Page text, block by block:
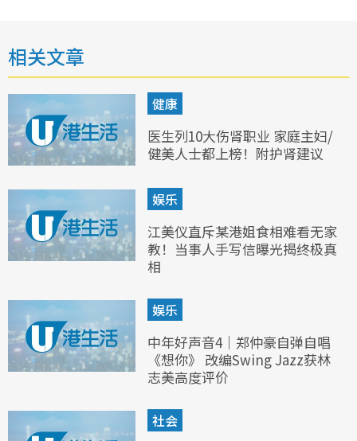
相关文章
健康
医生列10大伤肾职业 家庭主妇/
健美人士都上榜！附护肾建议
娱乐
江美仪直斥某港姐食相难看无家
教！当事人手写信曝光揭终极真
相
娱乐
中年好声音4｜郑仲豪自弹自唱
《想你》 改编Swing Jazz获林
志美高度评价
社会